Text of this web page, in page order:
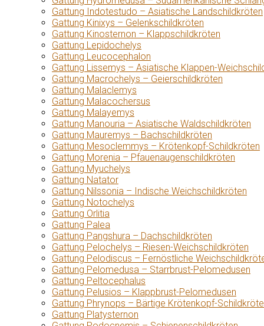
Gattung Indotestudo – Asiatische Landschildkröten
Gattung Kinixys – Gelenkschildkröten
Gattung Kinosternon – Klappschildkröten
Gattung Lepidochelys
Gattung Leucocephalon
Gattung Lissemys – Asiatische Klappen-
Gattung Macrochelys – Geierschildkröten
Gattung Malaclemys
Gattung Malacochersus
Gattung Malayemys
Gattung Manouria – Asiatische Waldschildkröten
Gattung Mauremys – Bachschildkröten
Gattung Mesoclemmys – Krötenkopf-Schildkröten
Gattung Morenia – Pfauenaugenschildkröten
Gattung Myuchelys
Gattung Natator
Gattung Nilssonia – Indische Weichschildkröten
Gattung Notochelys
Gattung Orlitia
Gattung Palea
Gattung Pangshura – Dachschildkröten
Gattung Pelochelys – Riesen-Weichschildkröten
Gattung Pelodiscus – Fernöstliche
Gattung Pelomedusa – Starrbrust-Pelomedusen
Gattung Peltocephalus
Gattung Pelusios – Klappbrust-Pelomedusen
Gattung Phrynops – Bärtige Krötenkopf-
Gattung Platysternon